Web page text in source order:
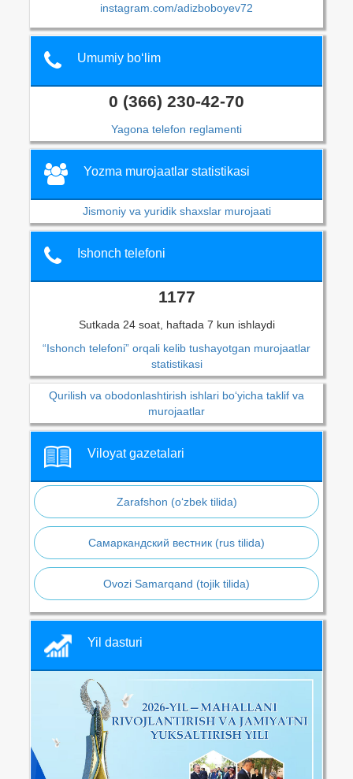
instagram.com/adizboboyev72
Umumiy bo‘lim
0 (366) 230-42-70
Yagona telefon reglamenti
Yozma murojaatlar statistikasi
Jismoniy va yuridik shaxslar murojaati
Ishonch telefoni
1177
Sutkada 24 soat, haftada 7 kun ishlaydi
“Ishonch telefoni” orqali kelib tushayotgan murojaatlar
statistikasi
Qurilish va obodonlashtirish ishlari bo‘yicha taklif va
murojaatlar
Viloyat gazetalari
Zarafshon (o‘zbek tilida)
Самаркандский вестник (rus tilida)
Ovozi Samarqand (tojik tilida)
Yil dasturi